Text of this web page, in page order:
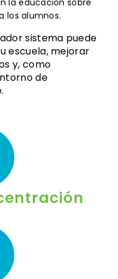
la educación sobre
los alumnos.
sistema puede
escuela, mejorar
y, como
de